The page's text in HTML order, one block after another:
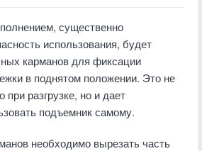
существенно
использования, будет
карманов для фиксации
в поднятом положении. Это не
при разгрузке, но и дает
подъемник самому.
необходимо вырезать часть